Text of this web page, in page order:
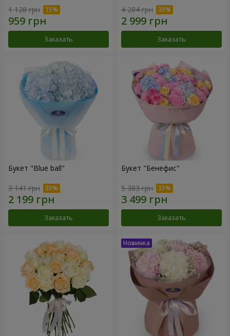
1 128 грн
Заказать
4 284 грн
Заказать
Букет "Blue ball"
3 141 грн
Заказать
Букет "Бенефис"
5 383 грн
Заказать